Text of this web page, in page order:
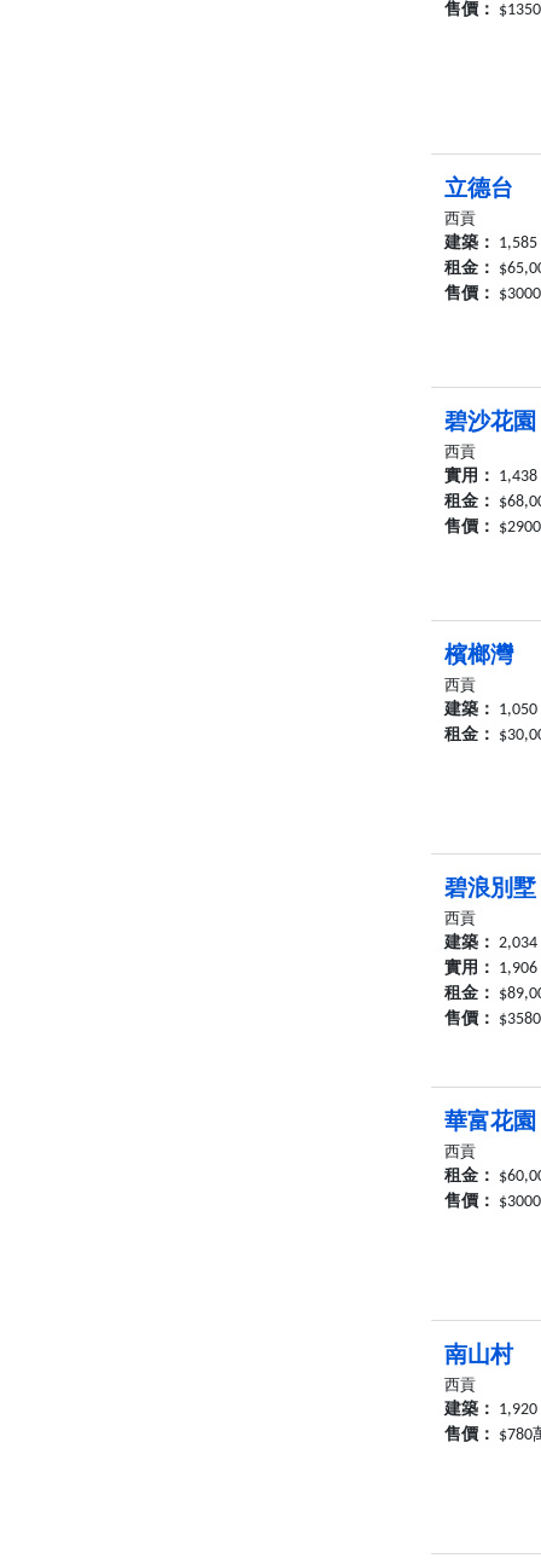
售價：
立德台
西貢
建築：
租金：
售價：
碧沙花園
西貢
實用：
租金：
售價：
檳榔灣
西貢
建築：
租金：
碧浪別墅
西貢
建築： 2,034
實用：
租金：
售價：
華富花園
西貢
租金：
售價：
南山村
西貢
建築：
售價： $780